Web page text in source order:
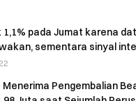
1,1% pada Jumat karena
sementara sinyal
Menerima Pengembalian